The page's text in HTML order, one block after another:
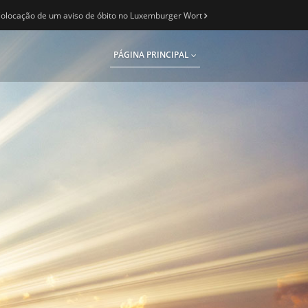
de um aviso de óbito no Luxemburger Wort
PÁGINA PRINCIPAL